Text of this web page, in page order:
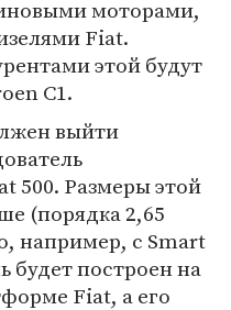
моторами,
Fiat.
этой будут
C1.
выйти
500. Размеры этой
(порядка 2,65
например, с Smart
будет построен на
Fiat, а его